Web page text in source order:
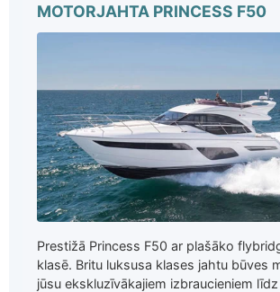
MOTORJAHTA PRINCESS F50
Prestižā Princess F50 ar plašāko
klasē. Britu luksusa klases jahtu būves
jūsu ekskluzīvākajiem izbraucieniem līdz